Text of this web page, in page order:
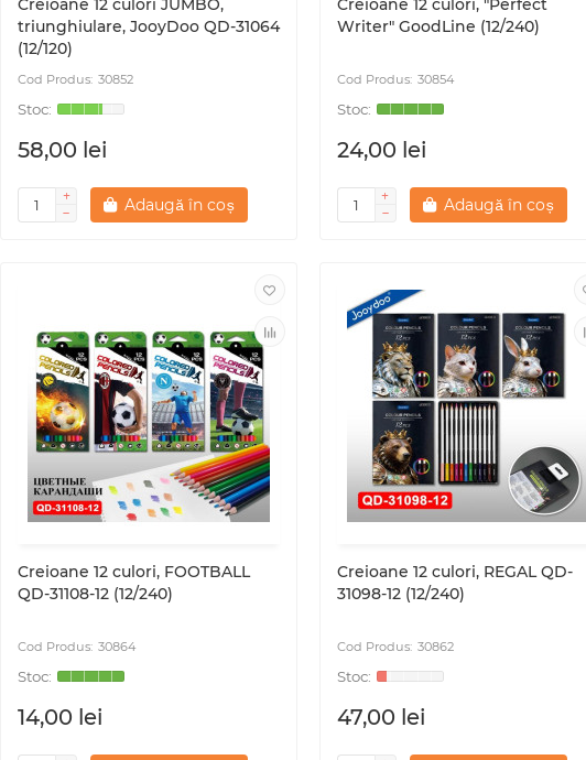
Creioane 12 culori JUMBO,
triunghiulare, JooyDoo QD-31064
(12/120)
30852
58,00 lei
Adaugă în coș
Creioane 12 culori, "Perfect
Writer" GoodLine (12/240)
30854
24,00 lei
Adaugă în coș
Creioane 12 culori, FOOTBALL
QD-31108-12 (12/240)
30864
14,00 lei
Creioane 12 culori, REGAL QD-
31098-12 (12/240)
30862
47,00 lei